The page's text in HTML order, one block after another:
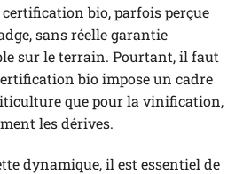
bio, parfois perçue
sans réelle garantie
sur le terrain. Pourtant, il faut
bio impose un cadre
que pour la vinification,
les dérives.
dynamique, il est essentiel de